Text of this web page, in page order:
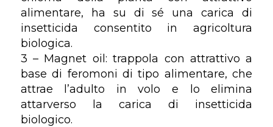
alimentare, ha su di sé una carica di
insetticida consentito in agricoltura
biologica.
3 – Magnet oil: trappola con attrattivo a
base di feromoni di tipo alimentare, che
attrae l’adulto in volo e lo elimina
attarverso la carica di insetticida
biologico.